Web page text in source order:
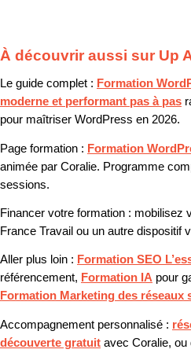
À découvrir aussi sur Up
Le guide complet : Formation
moderne et performant pas à pas
pour maîtriser WordPress en 2026.
Page formation : Formation
animée par Coralie. Programme
sessions.
Financer votre formation : mobilisez
France Travail ou un autre dispositif
Aller plus loin : Formation SEO
référencement, Formation IA pour
Formation Marketing des réseaux
Accompagnement personnalisé :
découverte gratuit avec Coralie, ou